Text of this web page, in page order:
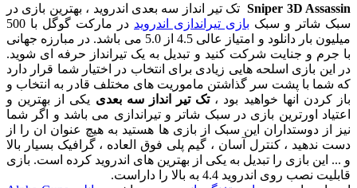
Sniper 3Dتک تیر انداز سه بعدی اندروید ، بهترین بازی در
و سبک بازی تیراندازی اندروید
در مارکت گوگل با 500
میلیون بار دانلود و امتیاز عالی 4.5 از 5.0 می باشد. در مبارزه جهانی
و جنایت شرکت کنید و تبدیل به یک تیرانداز حرفه ای شوید.
بازی اسلحه هایی زیادی برای انتخاب در اختیار شما قرار دارد
با پشت سر گذاشتن ماموریت های مختلف قادر به انتخاب و
انها خواهید بود ، تک تیر انداز سه بعدی یکی از بهترین و
اورترین بازی در سبک شاتر و تیراندازی می باشد و اگر شما
دوستداران این سبک از بازی ها هستید به هیچ عنوان ان را از
، کنترل آسان ، گیم پلی فوق العاده ، گرافیک بسیار بالا
بازی را تبدیل به یکی از بهترین های اندروید کرده است. بازی
روی اندروید 4.4 به بالا را داراست.